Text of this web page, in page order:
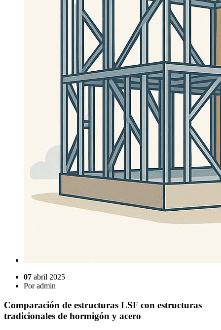
07 abril 2025
Poradmin
Comparación de estructuras LSF con estructuras
tradicionales de hormigón y acero